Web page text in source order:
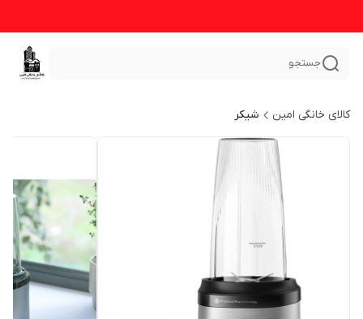
جستجو
کالای خانگی امین شیکر